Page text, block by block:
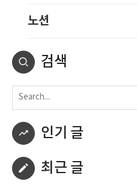
노션
검색
인기 글
최근 글